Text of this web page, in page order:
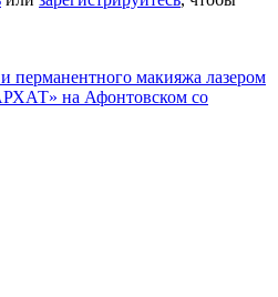
перманентного макияжа лазером
на Афонтовском со